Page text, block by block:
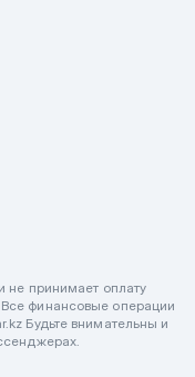
не принимает оплату
финансовые операции
Будьте внимательны и